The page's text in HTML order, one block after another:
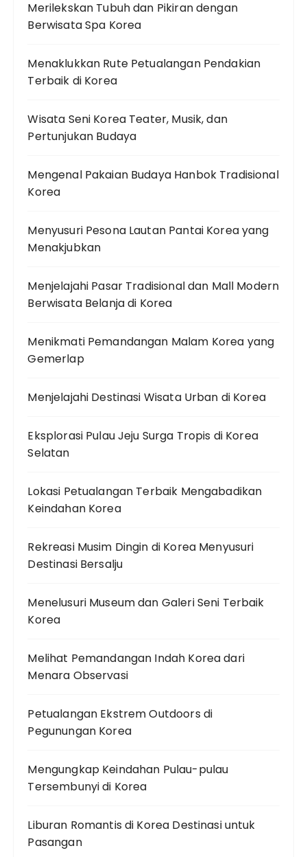
Merilekskan Tubuh dan Pikiran dengan
Berwisata Spa Korea
Menaklukkan Rute Petualangan Pendakian
Terbaik di Korea
Wisata Seni Korea Teater, Musik, dan
Pertunjukan Budaya
Mengenal Pakaian Budaya Hanbok Tradisional
Korea
Menyusuri Pesona Lautan Pantai Korea yang
Menakjubkan
Menjelajahi Pasar Tradisional dan Mall Modern
Berwisata Belanja di Korea
Menikmati Pemandangan Malam Korea yang
Gemerlap
Menjelajahi Destinasi Wisata Urban di Korea
Eksplorasi Pulau Jeju Surga Tropis di Korea
Selatan
Lokasi Petualangan Terbaik Mengabadikan
Keindahan Korea
Rekreasi Musim Dingin di Korea Menyusuri
Destinasi Bersalju
Menelusuri Museum dan Galeri Seni Terbaik
Korea
Melihat Pemandangan Indah Korea dari
Menara Observasi
Petualangan Ekstrem Outdoors di
Pegunungan Korea
Mengungkap Keindahan Pulau-pulau
Tersembunyi di Korea
Liburan Romantis di Korea Destinasi untuk
Pasangan